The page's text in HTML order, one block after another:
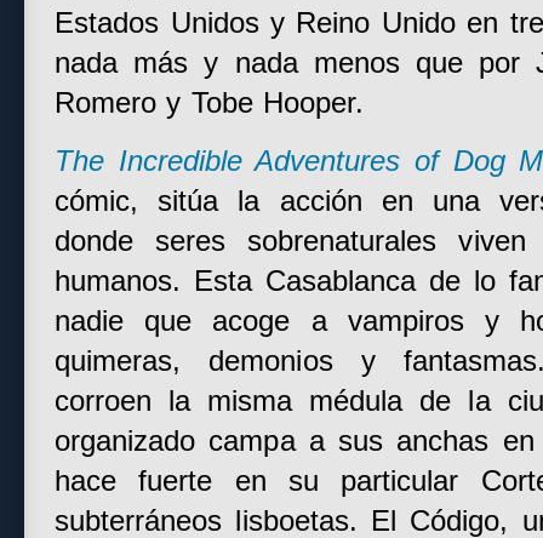
Estados Unidos y Reino Unido en
nada más y nada menos que por
Romero y Tobe Hooper.
The Incredible Adventures of Dog
cómic, sitúa la acción en una
donde seres sobrenaturales
humanos. Esta Casablanca de lo
nadie que acoge a vampiros y
quimeras, demonios y
corroen la misma médula de la
organizado campa a sus anchas
hace fuerte en su particular
subterráneos lisboetas. El Código,